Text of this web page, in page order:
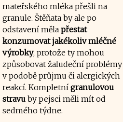
mateřského mléka přešli na
granule. Štěňata by ale po
odstavení měla přestat
konzumovat jakékoliv mléčné
výrobky, protože ty mohou
způsobovat žaludeční problémy
v podobě průjmu či alergických
reakcí. Kompletní granulovou
stravu by pejsci měli mít od
sedmého týdne.